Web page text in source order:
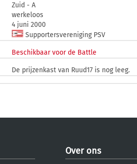
Zuid - A
werkeloos
4 juni 2000
Supportersvereniging PSV
Beschikbaar voor de Battle
De prijzenkast van Ruud17 is nog leeg.
Over ons